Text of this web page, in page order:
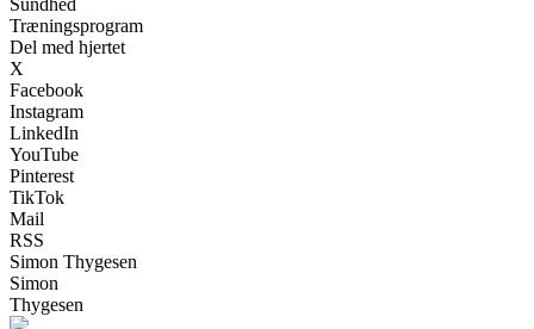
Træningsprogram
Del med hjertet
X
Facebook
Instagram
LinkedIn
YouTube
Pinterest
TikTok
Mail
RSS
Simon Thygesen
Simon
Thygesen